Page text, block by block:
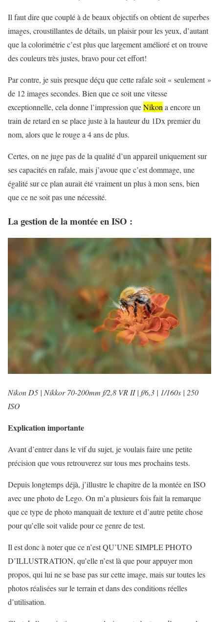
Il faut dire que couplé à de beaux objectifs on obtient de superbes
images, croustillantes de détails, un plaisir pour les yeux, d’autant
que la colorimétrie c’est plus que largement amélioré et on trouve
des couleurs très justes, bravo pour cet effort!
Par contre, je suis presque déçu que cette rafale soit « seulement »
de 12 images secondes. Bien que ce soit une vitesse
exceptionnelle, cela donne l’impression queNikon a encore un
train de retard en se place juste à la hauteur du 1Dx premier du
nom, alors que le rouge a 4 ans de plus.
Certes, on ne juge pas de la qualité d’un appareil uniquement sur
ses capacités en rafale, mais j’avoue que c’est dommage, une
égalité sur ce plan aurait été vraiment un plus à mon sens, bien
que ce ne soit pas une nécessité.
La gestion de la montée en ISO :
Nikon D5 | Nikkor 70-200mm f/2,8 VR II | f/6,3 | 1/160s | 250
ISO
Explication importante
Avant d’entrer dans le vif du sujet, je voulais faire une petite
précision que vous retrouverez sur tous mes prochains tests.
Depuis longtemps déjà, j’illustre le chapitre de la montée en ISO
avec une photo de Lego. On m’a plusieurs fois fait la remarque
que ce type de photo manquait de texture et d’autre petite chose
pour qu’elle soit valide pour ce genre de test.
Il est donc à noter que ce n’est QU’UNE SIMPLE PHOTO
D’ILLUSTRATION, qu’elle n’est là que pour appuyer mon
propos, qui lui ne se base pas sur cette image, mais sur toutes les
photos réalisées sur le terrain et dans des conditions réelles
d’utilisation.